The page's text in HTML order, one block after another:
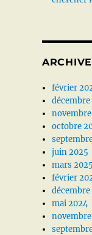
février
décembre
octobre
juin 2025
mars 2025
février
mai 2024